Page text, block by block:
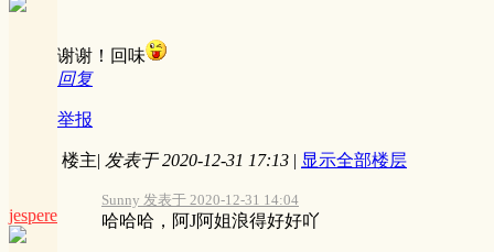
谢谢！回味
回复
举报
jespere
楼主| 发表于 2020-12-31 17:13 | 显示全部楼层
Sunny 发表于 2020-12-31 14:04
哈哈哈，阿J阿姐浪得好好吖